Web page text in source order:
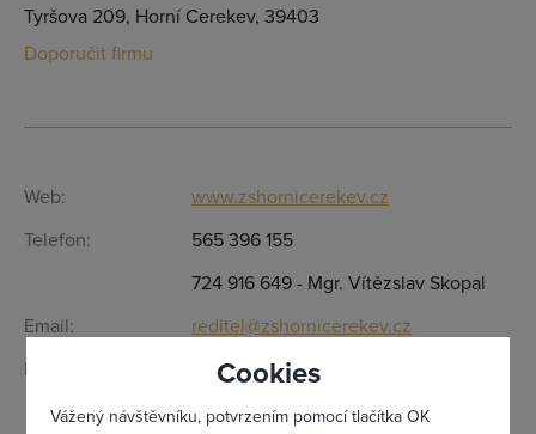
Cookies
Vážený návštěvníku, potvrzením pomocí tlačítka OK
Tyršova 209, Horní Cerekev, 39403
Doporučit firmu
Web:
www.zshornicerekev.cz
Telefon:
565 396 155
724 916 649 - Mgr. Vítězslav Skopal
Email:
reditel@zshornicerekev.cz
Kontaktní osoba:
Mgr. Vítězslav Skopal - ředitel
Mgr. Miroslava Kolářová - zástupce
Přihlásit se